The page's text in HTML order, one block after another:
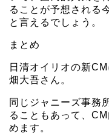
ることが予想される
と言えるでしょう。
まとめ
日清オイリオの新
畑大吾さん。
同じジャニーズ事務
ることもあって、
めます。